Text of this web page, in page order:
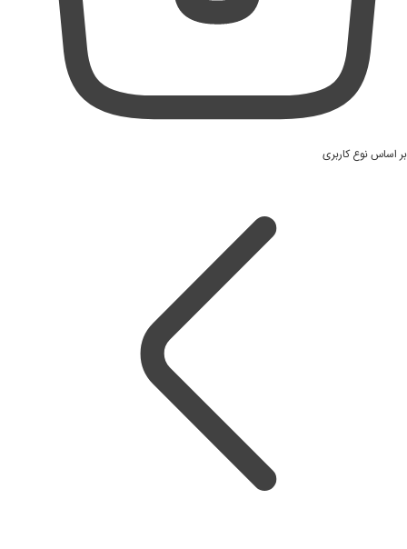
بر اساس نوع کاربری